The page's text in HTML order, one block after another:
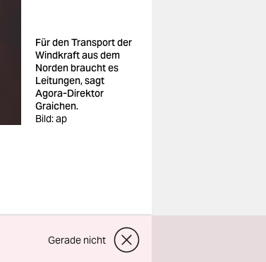
Für den Transport der
Windkraft aus dem
Norden braucht es
Leitungen, sagt
Agora-Direktor
Graichen.
Bild: ap
Gerade nicht